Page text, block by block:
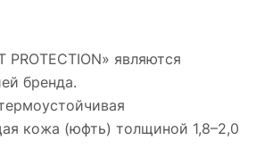
PROTECTION» являются
бренда.
кожа (юфть) толщиной 1,8–2,0